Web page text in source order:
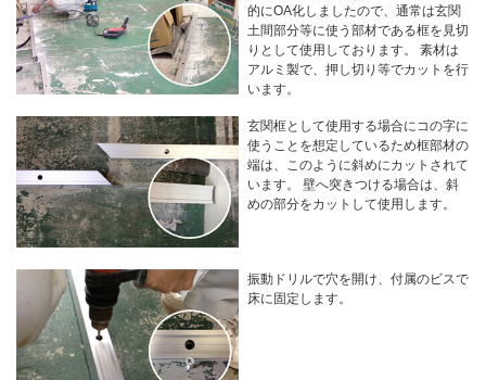
的にOA化しましたので、通常は玄関
土間部分等に使う部材である框を見切
りとして使用しております。 素材は
アルミ製で、押し切り等でカットを行
います。
玄関框として使用する場合にコの字に
使うことを想定しているため框部材の
端は、このように斜めにカットされて
います。 壁へ突きつける場合は、斜
めの部分をカットして使用します。
振動ドリルで穴を開け、付属のビスで
床に固定します。